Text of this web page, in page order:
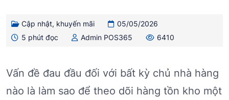
Cập nhật, khuyến mãi
05/05/2026
5 phút đọc
Admin POS365 6410
Vấn đề đau đầu đối với bất kỳ chủ nhà hàng
nào là làm sao để theo dõi hàng tồn kho một